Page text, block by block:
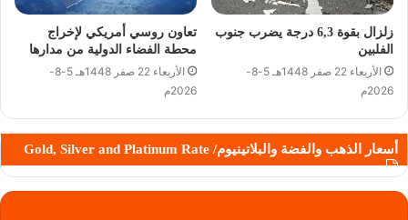
زلزال بقوة 6,3 درجة يضرب جنوب
الفلبين
الأربعاء 22 صفر 1448هـ 5-8-
2026م
تعاون روسي أمريكي لإخراج
محطة الفضاء الدولية من مدارها
الأربعاء 22 صفر 1448هـ 5-8-
2026م
أسعار الذهب والفضة والبلاتينيوم/ Gold, Silver and Platinum Rate